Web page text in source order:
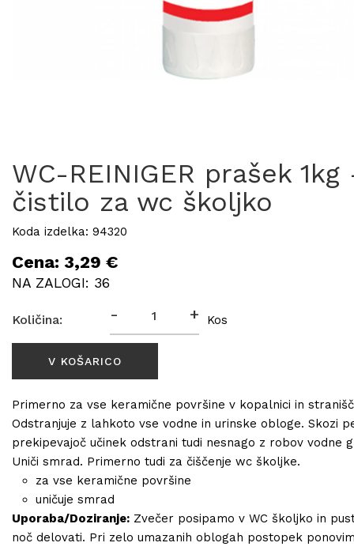
WC-REINIGER prašek 1kg
čistilo za wc školjko
Koda izdelka: 94320
Cena: 3,29 €
NA ZALOGI: 36
Količina: - + Kos
Primerno za vse keramične površine v kopalnici in
Odstranjuje z lahkoto vse vodne in urinske obloge. Skozi
prekipevajoč učinek odstrani tudi nesnago z robov vodne
Uniči smrad. Primerno tudi za čiščenje wc školjke.
za vse keramične površine
uničuje smrad
Uporaba/Doziranje: Zvečer posipamo v WC školjko in
noč delovati. Pri zelo umazanih oblogah postopek